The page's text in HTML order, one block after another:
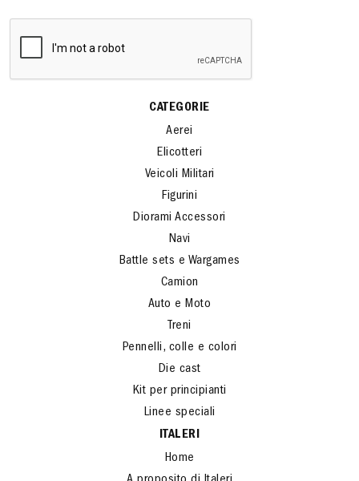
CATEGORIE
Aerei
Elicotteri
Veicoli Militari
Figurini
Diorami Accessori
Navi
Battle sets e Wargames
Camion
Auto e Moto
Treni
Pennelli, colle e colori
Die cast
Kit per principianti
Linee speciali
ITALERI
Home